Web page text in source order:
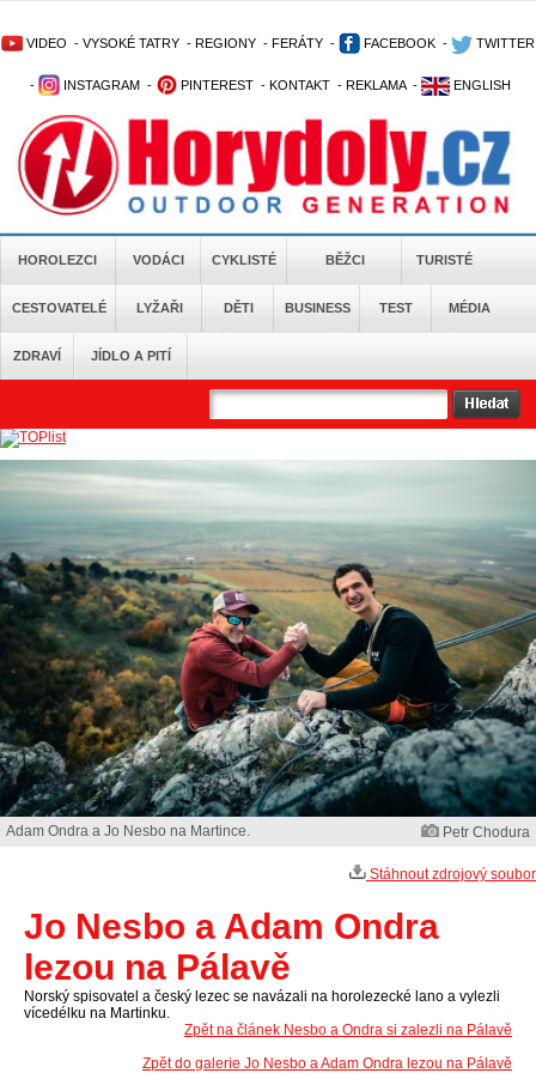
VIDEO - VYSOKÉ TATRY - REGIONY - FERÁTY - FACEBOOK - TWITTER
- INSTAGRAM - PINTEREST - KONTAKT - REKLAMA - ENGLISH
HOROLEZCI VODÁCI CYKLISTÉ BĚŽCI TURISTÉ
CESTOVATELÉ LYŽAŘI DĚTI BUSINESS TEST MÉDIA
ZDRAVÍ JÍDLO A PITÍ
Adam Ondra a Jo Nesbo na Martince. Petr Chodura
Stáhnout zdrojový soubor
Jo Nesbo a Adam Ondra
lezou na Pálavě
Norský spisovatel a český lezec se navázali na horolezecké lano a vylezli
vícedélku na Martinku.
Zpět na článek Nesbo a Ondra si zalezli na Pálavě
Zpět do galerie Jo Nesbo a Adam Ondra lezou na Pálavě